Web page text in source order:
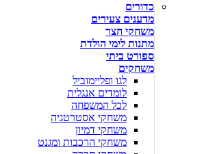
כדורים
מדענים צעירים
משחקי חצר
מתנות לימי הולדת
ספורט ביתי
משחקים
לגו ופליימוביל
לומדים אנגלית
לכל המשפחה
משחקי אסטרטגיה
משחקי דמיון
משחקי הרכבות ומגנט